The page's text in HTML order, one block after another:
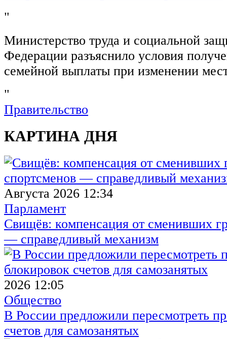
"
Министерство труда и социальной
Федерации разъяснило условия
семейной выплаты при изменении
"
Правительство
КАРТИНА ДНЯ
Августа 2026 12:34
Парламент
Свищёв: компенсация от сменивших
— справедливый механизм
2026 12:05
Общество
В России предложили пересмотреть
счетов для самозанятых